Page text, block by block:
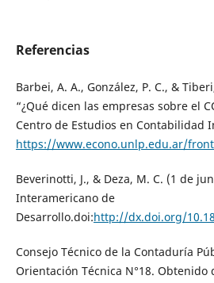
Referencias
Barbei, A. A., González, P. C., &
“¿Qué dicen las empresas sobre el
Centro de Estudios en Contabilidad
https://www.econo.unlp.edu.ar/
Beverinotti, J., & Deza, M. C. (1 de
Interamericano de
Desarrollo.doi:http://dx.doi.org/
Consejo Técnico de la Contaduría
Orientación Técnica N°18. Obtenido